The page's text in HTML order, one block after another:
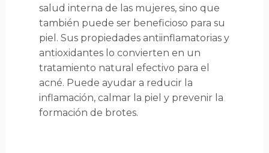
salud interna de las mujeres, sino que
también puede ser beneficioso para su
piel. Sus propiedades antiinflamatorias y
antioxidantes lo convierten en un
tratamiento natural efectivo para el
acné. Puede ayudar a reducir la
inflamación, calmar la piel y prevenir la
formación de brotes.